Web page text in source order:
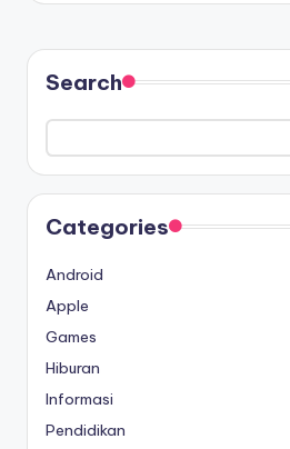
Search
Categories
Android
Apple
Games
Hiburan
Informasi
Pendidikan